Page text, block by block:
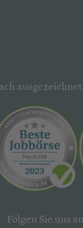
Folgen Sie uns